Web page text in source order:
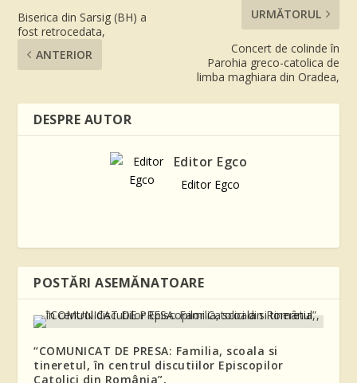
Biserica din Sarsig (BH) a
fost retrocedata,
ANTERIOR
URMĂTORUL
Concert de colinde în
Parohia greco-catolica de
limba maghiara din Oradea,
DESPRE AUTOR
Editor Egco
Editor Egco
POSTĂRI ASEMĂNATOARE
“COMUNICAT DE PRESA: Familia, scoala si
tineretul, în centrul discutiilor Episcopilor
Catolici din România”,